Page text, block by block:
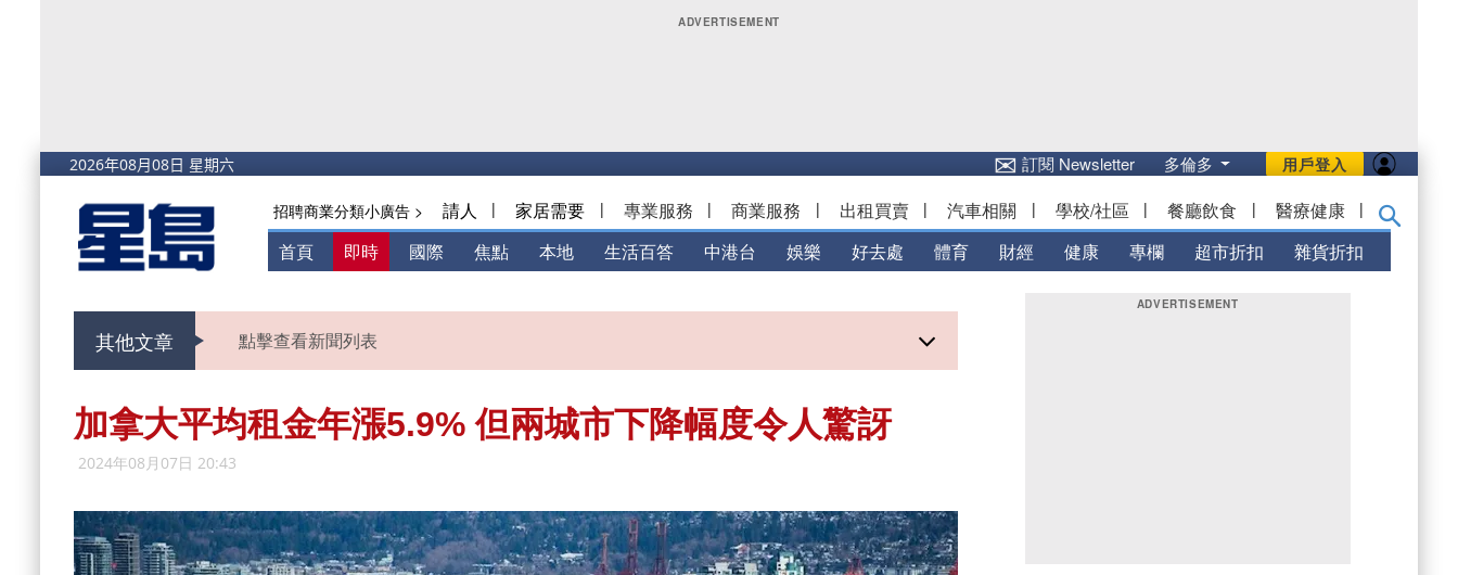
用戶登入
✉訂閱 Newsletter 多倫多
招聘商業分類小廣告 > 請人 | 家居需要 | 專業服務 | 商業服務 | 出租買賣 | 汽車相關 | 學校/社區 | 餐廳飲食 | 醫療健康 |
首頁 即時 國際 焦點 本地 生活百答 中港台 娛樂 好去處 體育 財經 健康 專欄 超市折扣 雜貨折扣
其他文章 點擊查看新聞列表
加拿大平均租金年漲5.9% 但兩城市下降幅度令人驚訝
2024年08月07日 20:43